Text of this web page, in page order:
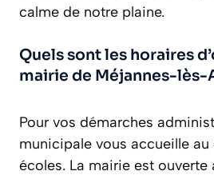
calme de notre plaine.
Quels sont les horaires
mairie de Méjannes-lès-
Pour vos démarches
municipale vous accueille
écoles. La mairie est